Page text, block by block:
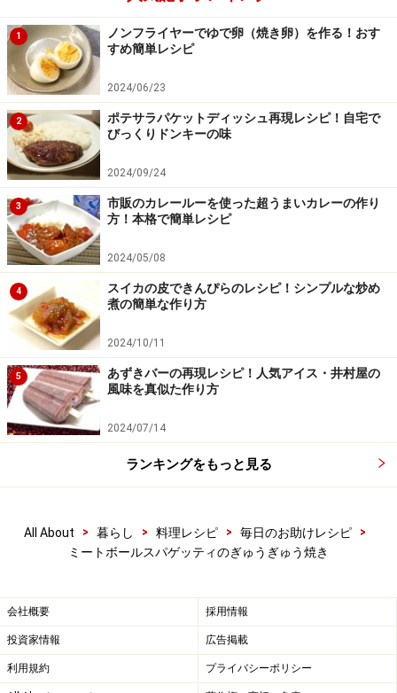
■ミートボール生地を作って丸める
3
ひき肉に塩を加えてこねる
ひき肉と塩をボウルに入れ、粘りが出るまで手でこね
る。
4 その他の材料を混ぜる
1
ノンフライヤーでゆで卵（焼き卵）を作る！おす
すめ簡単レシピ
2024/06/23
2
ポテサラパケットディッシュ再現レシピ！自宅で
びっくりドンキーの味
2024/09/24
3
市販のカレールーを使った超うまいカレーの作り
方！本格で簡単レシピ
2024/05/08
4
スイカの皮できんぴらのレシピ！シンプルな炒め
煮の簡単な作り方
2024/10/11
5
あずきバーの再現レシピ！人気アイス・井村屋の
風味を真似た作り方
2024/07/14
ランキングをもっと見る
All About > 暮らし > 料理レシピ > 毎日のお助けレシピ
>
ミートボールスパゲッティのぎゅうぎゅう焼き
会社概要 採用情報
投資家情報 広告掲載
利用規約 プライバシーポリシー